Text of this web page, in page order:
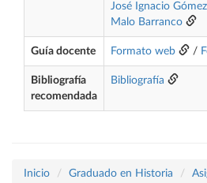
José Ignacio
Malo Barranco
Guía docente Formato web /
Bibliografía
recomendada
Bibliografía
Inicio Graduado en Historia